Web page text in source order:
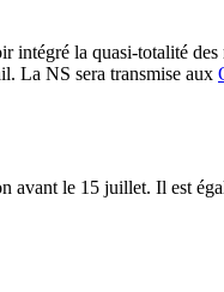
la quasi-totalité des
La NS sera transmise aux
le 15 juillet. Il est